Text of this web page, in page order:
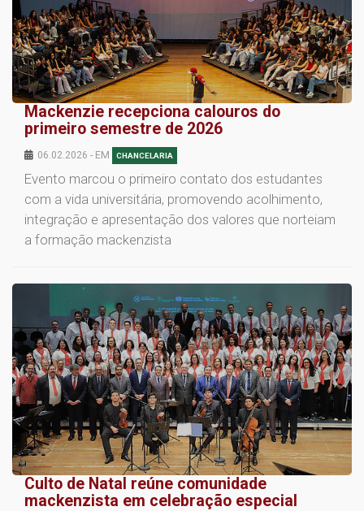
Mackenzie recepciona calouros do
primeiro semestre de 2026
06.02.2026 - EM CHANCELARIA
Evento marcou o primeiro contato dos estudantes
com a vida universitária, promovendo acolhimento,
integração e apresentação dos valores que norteiam
a formação mackenzista
Culto de Natal reúne comunidade
mackenzista em celebração especial